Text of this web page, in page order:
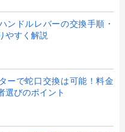
ンドルレバーの交換手順・
やすく解説
ーで蛇口交換は可能！料金
選びのポイント